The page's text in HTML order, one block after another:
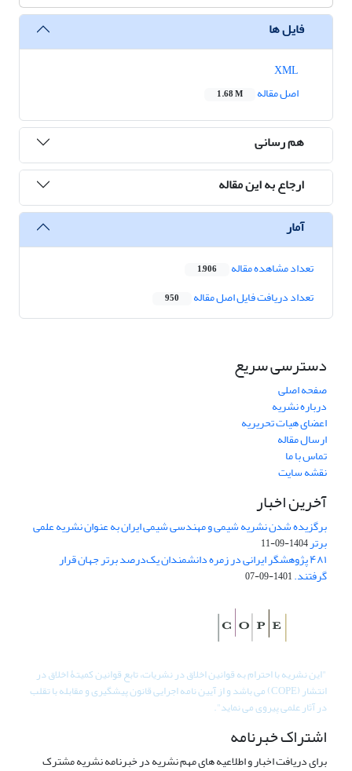
فایل ها
اصل مقاله
1.68 M
هم رسانی
ارجاع به این مقاله
آمار
تعداد مشاهده مقاله 1,906
تعداد دریافت فایل اصل مقاله 950
دسترسی سریع
صفحه اصلی
درباره نشریه
اعضای هیات تحریریه
ارسال مقاله
تماس با ما
نقشه سایت
آخرین اخبار
برگزیده شدن نشریه شیمی و مهندسی شیمی ایران به عنوان نشریه علمی
برتر1404-09-11
۴۸۱ پژوهشگر ایرانی در زمره دانشمندان یک‌درصد برتر جهان قرار
گرفتند.1401-09-07
"این نشریه با احترام به قوانین اخلاق در نشریات، تابع قوانین کمیتۀ اخلاق در
انتشار (COPE) می باشد و از آیین نامه اجرایی قانون پیشگیری و مقابله با تقلب
در آثار علمی پیروی می نماید".
اشتراک خبرنامه
برای دریافت اخبار و اطلاعیه های مهم نشریه در خبرنامه نشریه مشترک